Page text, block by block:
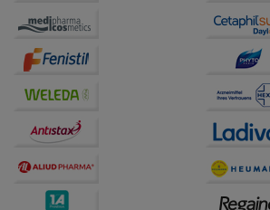
auf unserer Website aber auch die
Drittseiten möglichst relevant für Sie
Bitte beachten Sie, dass Daten hierfür
Dritte wie z.B. Google oder soziale
übertragen werden.